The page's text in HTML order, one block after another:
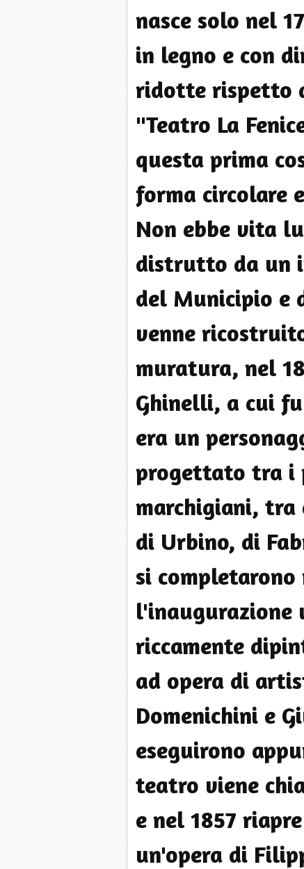
nasce solo nel
in legno e con
ridotte rispetto
"Teatro La
questa prima
forma circolare
Non ebbe vita
distrutto da un
del Municipio e
venne
muratura, nel
Ghinelli, a cui
era un
progettato tra i
marchigiani,
di Urbino, di
si completarono
l'inaugurazione
riccamente
ad opera di
Domenichini e
eseguirono
teatro viene
e nel 1857
un'opera di